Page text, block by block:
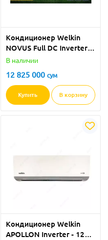
Кондиционер Welkin
NOVUS Full DС Inverter -
24 BTU
В наличии
12 825 000 сум
Купить В корзину
Кондиционер Welkin
APOLLON Inverter - 12